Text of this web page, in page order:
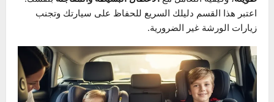
توفير استهلاك الوقود ، وأهم الخطوات لـ فحص السيارة قبل رحلة
طويلة ، وكيفية التعامل مع الأعطال البسيطة والمفاجئة بنفسك.
زيارات الورشة غير الضرورية.